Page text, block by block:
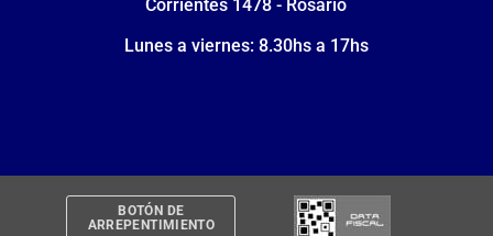
Corrientes 1478 - Rosario
Lunes a viernes: 8.30hs a 17hs
BOTÓN DE
ARREPENTIMIENTO